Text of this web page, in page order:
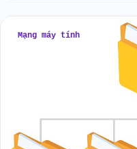
Mạng máy tính